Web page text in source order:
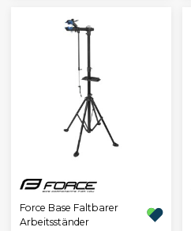
Force Base Faltbarer
Arbeitsständer